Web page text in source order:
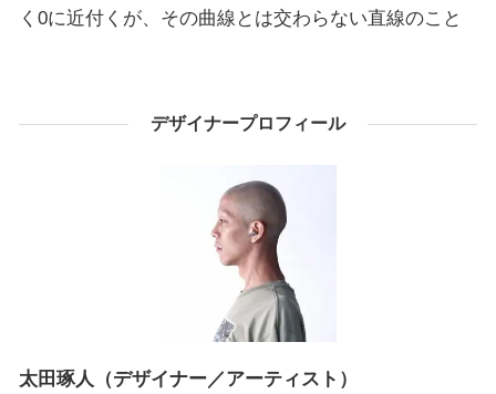
く0に近付くが、その曲線とは交わらない直線のこと
デザイナープロフィール
太田琢人（デザイナー／アーティスト）